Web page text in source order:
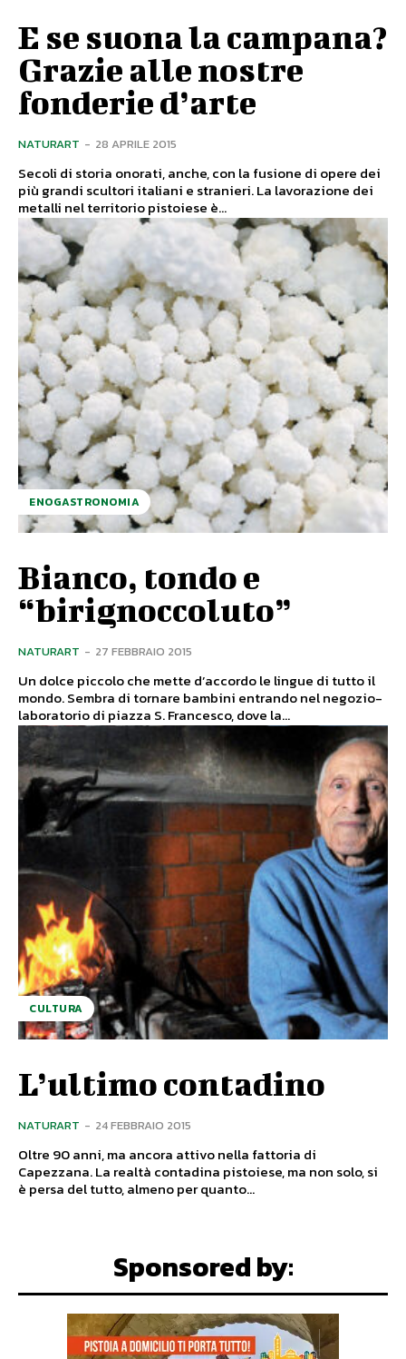
E se suona la campana?
Grazie alle nostre
fonderie d’arte
NATURART - 28 APRILE 2015
Secoli di storia onorati, anche, con la fusione di opere dei
più grandi scultori italiani e stranieri. La lavorazione dei
metalli nel territorio pistoiese è...
ENOGASTRONOMIA
Bianco, tondo e
“birignoccoluto”
NATURART - 27 FEBBRAIO 2015
Un dolce piccolo che mette d’accordo le lingue di tutto il
mondo. Sembra di tornare bambini entrando nel negozio-
laboratorio di piazza S. Francesco, dove la...
CULTURA
L’ultimo contadino
NATURART - 24 FEBBRAIO 2015
Oltre 90 anni, ma ancora attivo nella fattoria di
Capezzana. La realtà contadina pistoiese, ma non solo, si
è persa del tutto, almeno per quanto...
Sponsored by: